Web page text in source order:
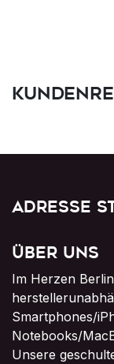
Adresse
Über uns
Im Herzen
Smartphones/
Notebooks/
Unsere